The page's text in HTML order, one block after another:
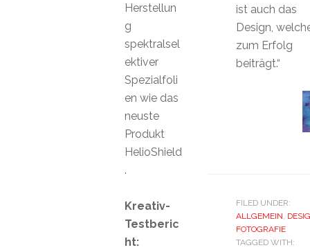
ist auch das
Design,
zum Erfolg
beiträgt.“
FILED UNDER:
ALLGEMEIN,
FOTOGRAFIE
TAGGED WITH:
Herstellun
g
spektralsel
ektiver
Spezialfoli
en wie das
neuste
Produkt
HelioShield
.
Kreativ-
Testberic
ht: